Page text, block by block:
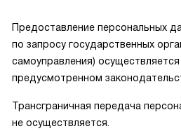
Предоставление персональных
по запросу государственных
самоуправления) осуществляется
предусмотренном
Трансграничная передача
не осуществляется.